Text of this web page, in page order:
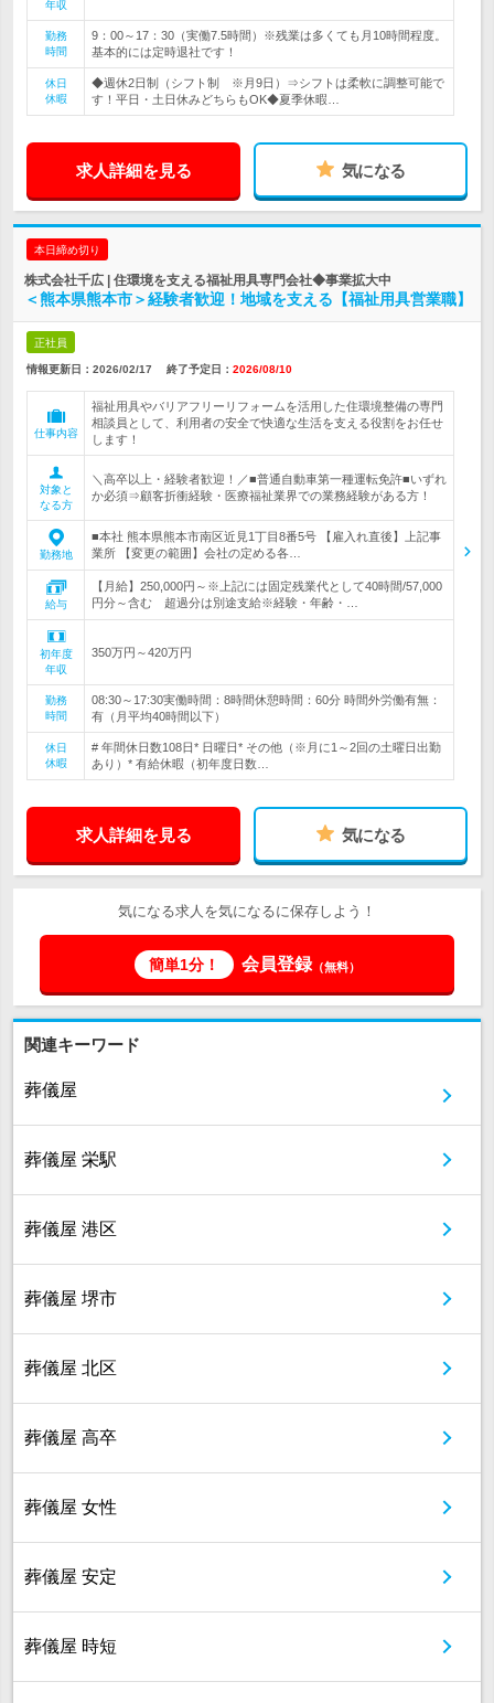
年収
勤務
時間
9：00～17：30（実働7.5時間）※残業は多くても月10時間程度。
基本的には定時退社です！
休日
休暇
◆週休2日制（シフト制 ※月9日）⇒シフトは柔軟に調整可能で
す！平日・土日休みどちらもOK◆夏季休暇…
求人詳細を見る 気になる
本日締め切り
株式会社千広 | 住環境を支える福祉用具専門会社◆事業拡大中
＜熊本県熊本市＞経験者歓迎！地域を支える【福祉用具営業職】
正社員
情報更新日：2026/02/17 終了予定日： 2026/08/10
仕事内容
福祉用具やバリアフリーリフォームを活用した住環境整備の専門
相談員として、利用者の安全で快適な生活を支える役割をお任せ
します！
対象と
なる方
＼高卒以上・経験者歓迎！／■普通自動車第一種運転免許■いずれ
か必須⇒顧客折衝経験・医療福祉業界での業務経験がある方！
勤務地
■本社 熊本県熊本市南区近見1丁目8番5号 【雇入れ直後】上記事
業所 【変更の範囲】会社の定める各…
給与
【月給】250,000円～※上記には固定残業代として40時間/57,000
円分～含む 超過分は別途支給※経験・年齢・…
初年度
年収
350万円～420万円
勤務
時間
08:30～17:30実働時間：8時間休憩時間：60分 時間外労働有無：
有（月平均40時間以下）
休日
休暇
# 年間休日数108日* 日曜日* その他（※月に1～2回の土曜日出勤
あり）* 有給休暇（初年度日数…
求人詳細を見る 気になる
気になる求人を気になるに保存しよう！
簡単1分！ 会員登録（無料）
関連キーワード
葬儀屋
葬儀屋 栄駅
葬儀屋 港区
葬儀屋 堺市
葬儀屋 北区
葬儀屋 高卒
葬儀屋 女性
葬儀屋 安定
葬儀屋 時短